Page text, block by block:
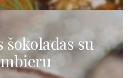
šokoladas su